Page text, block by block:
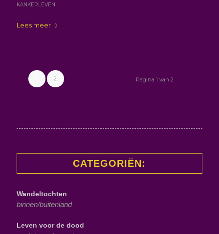
KANKERLEVEN
Lees meer
Pagina 1 van 2
2
CATEGORIËN:
Wandeltochten
binnen/buitenland
Leven voor de dood